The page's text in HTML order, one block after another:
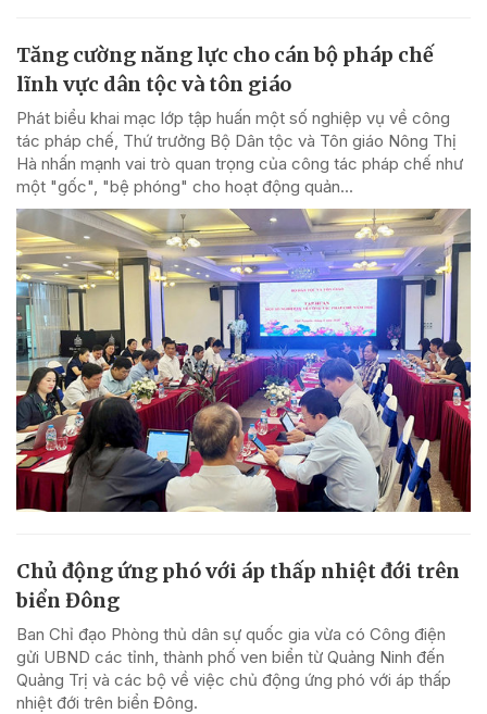
Tăng cường năng lực cho cán bộ pháp chế
lĩnh vực dân tộc và tôn giáo
Phát biểu khai mạc lớp tập huấn một số nghiệp vụ về công
tác pháp chế, Thứ trưởng Bộ Dân tộc và Tôn giáo Nông Thị
Hà nhấn mạnh vai trò quan trọng của công tác pháp chế như
một "gốc", "bệ phóng" cho hoạt động quản...
Chủ động ứng phó với áp thấp nhiệt đới trên
biển Đông
Ban Chỉ đạo Phòng thủ dân sự quốc gia vừa có Công điện
gửi UBND các tỉnh, thành phố ven biển từ Quảng Ninh đến
Quảng Trị và các bộ về việc chủ động ứng phó với áp thấp
nhiệt đới trên biển Đông.